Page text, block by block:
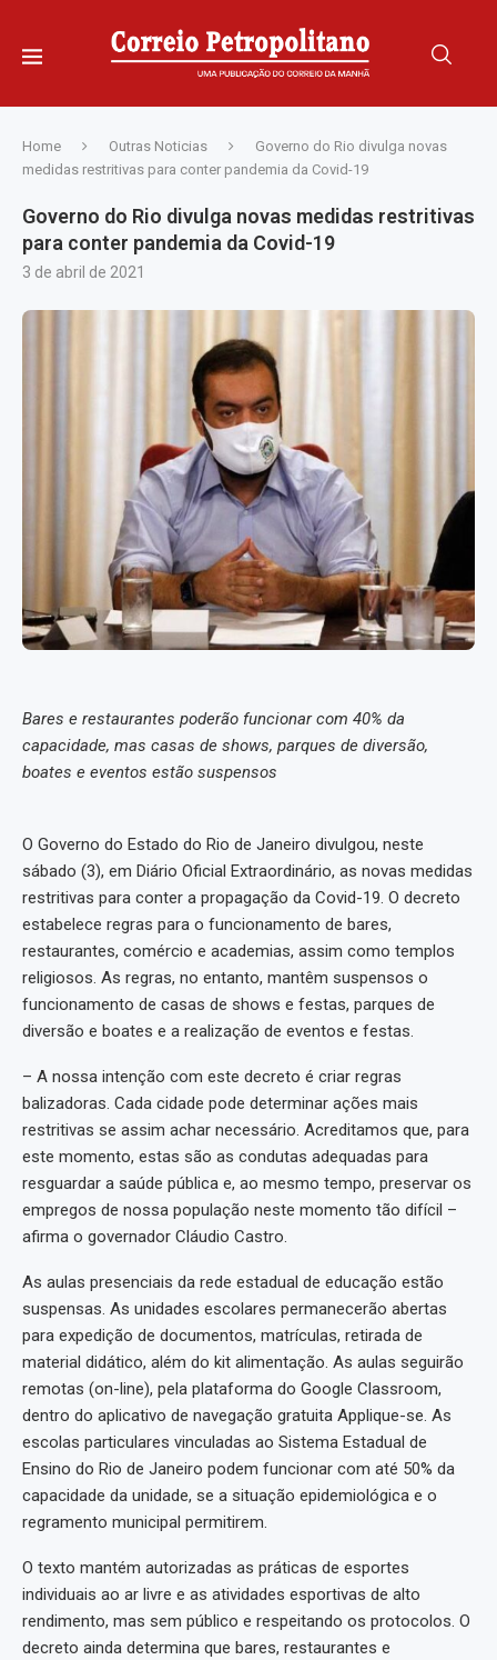
Home Outras Noticias
Governo do Rio divulga novas
medidas restritivas para conter pandemia da Covid-19
Governo do Rio divulga novas medidas restritivas
para conter pandemia da Covid-19
3 de abril de 2021
Bares e restaurantes poderão funcionar com 40% da
capacidade, mas casas de shows, parques de diversão,
boates e eventos estão suspensos
O Governo do Estado do Rio de Janeiro divulgou, neste
sábado (3), em Diário Oficial Extraordinário, as novas medidas
restritivas para conter a propagação da Covid-19. O decreto
estabelece regras para o funcionamento de bares,
restaurantes, comércio e academias, assim como templos
religiosos. As regras, no entanto, mantêm suspensos o
funcionamento de casas de shows e festas, parques de
diversão e boates e a realização de eventos e festas.
– A nossa intenção com este decreto é criar regras
balizadoras. Cada cidade pode determinar ações mais
restritivas se assim achar necessário. Acreditamos que, para
este momento, estas são as condutas adequadas para
resguardar a saúde pública e, ao mesmo tempo, preservar os
empregos de nossa população neste momento tão difícil –
afirma o governador Cláudio Castro.
As aulas presenciais da rede estadual de educação estão
suspensas. As unidades escolares permanecerão abertas
para expedição de documentos, matrículas, retirada de
material didático, além do kit alimentação. As aulas seguirão
remotas (on-line), pela plataforma do Google Classroom,
dentro do aplicativo de navegação gratuita Applique-se. As
escolas particulares vinculadas ao Sistema Estadual de
Ensino do Rio de Janeiro podem funcionar com até 50% da
capacidade da unidade, se a situação epidemiológica e o
regramento municipal permitirem.
O texto mantém autorizadas as práticas de esportes
individuais ao ar livre e as atividades esportivas de alto
rendimento, mas sem público e respeitando os protocolos. O
decreto ainda determina que bares, restaurantes e